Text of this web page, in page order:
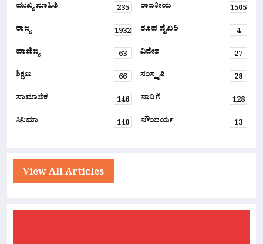
ಮುಖ್ಯ ಮಾಹಿತಿ
235 ರಾಜಕೀಯ
1505
ರಾಜ್ಯ
1932 ರೂಪ ವೈಖರಿ
4
ವಾಣಿಜ್ಯ
63 ವಿದೇಶ
27
ಶಿಕ್ಷಣ
66 ಸಂಸ್ಕೃತಿ
28
ಸಾಮಾಜಿಕ
146 ಸಾರಿಗೆ
128
ಸಿನಿಮಾ
140 ಸೌಂದರ್ಯ 13
View All Articles